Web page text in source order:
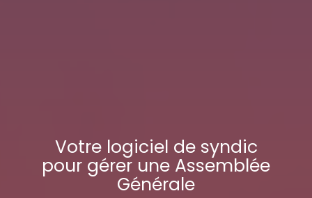
Votre logiciel de syndic
pour gérer une Assemblée
Générale